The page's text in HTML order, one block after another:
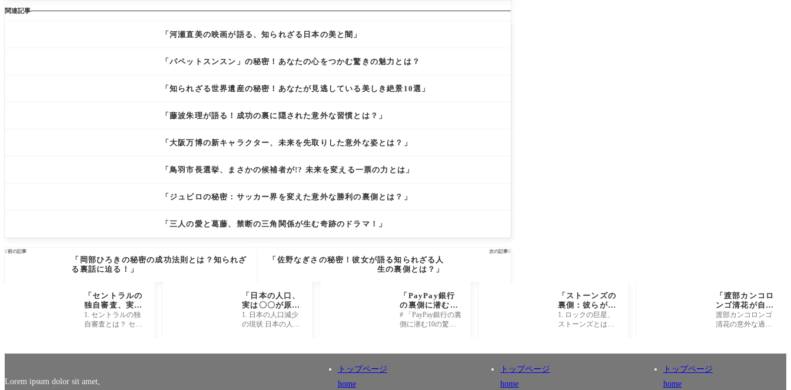
関連記事
「河瀬直美の映画が語る、知られざる日本の美と闇」
「パペットスンスン」の秘密！あなたの心をつかむ驚きの魅力とは？
「知られざる世界遺産の秘密！あなたが見逃している美しき絶景10選」
「藤波朱理が語る！成功の裏に隠された意外な習慣とは？」
「大阪万博の新キャラクター、未来を先取りした意外な姿とは？」
「鳥羽市長選挙、まさかの候補者が!? 未来を変える一票の力とは」
「ジュビロの秘密：サッカー界を変えた意外な勝利の裏側とは？」
「三人の愛と葛藤、禁断の三角関係が生む奇跡のドラマ！」
前の記事
「岡部ひろきの秘密の成功法則とは？知られざ
る裏話に迫る！」
次の記事
「佐野なぎさの秘密！彼女が語る知られざる人
生の裏側とは？」
「セントラルの
独自審査、実は
誰でも通過でき
る秘密とは？」
1. セントラルの独
自審査とは？ セン
のようなワクワク
査につ
「日本の人口、
実は〇〇が原因
で急激に減少
中!? 未来への警
1. 日本の人口減少
の現状 日本の人口
は、今や全国民の
「PayPay銀行
の裏側に潜む10
の驚き！あなた
の知らない新常
# 「PayPay銀行の裏
側に潜む10の驚
は？」 ## 1. PayPay
「ストーンズの
裏側：彼らが語
らなかった50年
の秘密とは？」
1. ロックの巨星、
ストーンズとは？
2年に誕生したイギ
「渡部カンコロ
ンゴ清花が自民
党に挑戦！意外
な過去と未来の
渡部カンコロンゴ
清花の意外な過去
耳にしたとき、何
Lorem ipsum dolor sit amet,
トップページ
home
トップページ
home
トップページ
home